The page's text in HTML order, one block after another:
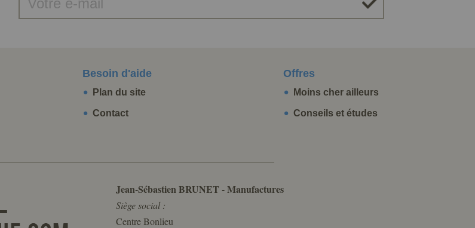
Besoin d'aide
Plan du site
Contact
Offres
Moins cher ailleurs
Conseils et études
Jean-Sébastien BRUNET - Manufactures
Siège social :
Centre Bonlieu